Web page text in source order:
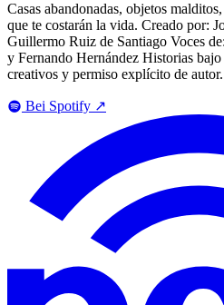
Casas abandonadas, objetos
que te costarán la vida. Creado por:
Guillermo Ruiz de Santiago Voces
y Fernando Hernández Historias
creativos y permiso explícito de
Bei Spotify ↗